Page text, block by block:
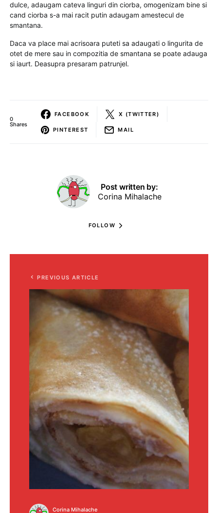
dulce, adaugam cateva linguri din ciorba, omogenizam bine si
cand ciorba s-a mai racit putin adaugam amestecul de
smantana.
Daca va place mai acrisoara puteti sa adaugati o lingurita de
otet de mere sau in compozitia de smantana se poate adauga
si iaurt. Deasupra presaram patrunjel.
0
Shares
FACEBOOK X (TWITTER)
PINTEREST MAIL
Post written by:
Corina Mihalache
FOLLOW
PREVIOUS ARTICLE
Corina Mihalache